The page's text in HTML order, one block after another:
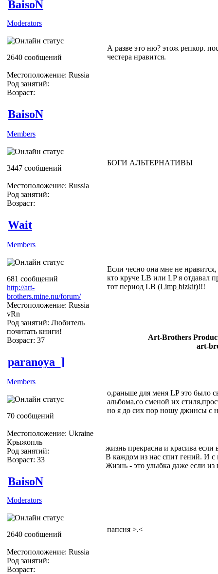
BaisoN
Moderators
2640 сообщений
Местоположение: Russia
Род занятий:
Возраст:
А разве это ню? этож репкор.
честера нравится.
BaisoN
Members
3447 сообщений
Местоположение: Russia
Род занятий:
Возраст:
БОГИ АЛЬТЕРНАТИВЫ
Wait
Members
681 сообщений
http://art-
brothers.mine.nu/forum/
Местоположение: Russia
vRn
Род занятий: Любитель
почитать книги!
Возраст: 37
Если чесно она мне не
кто круче LB или LP я отдавал
тот период LB (Limp bizkit)!!!
Art-Brothers
art-
paranoya_]
Members
70 сообщений
Местоположение: Ukraine
Крыжопль
Род занятий:
Возраст: 33
о,раньше для меня LP это было
альбома,со сменой их
но я до сих пор ношу джинсы с
жизнь прекрасна и красива
В каждом из нас спит гений. И
Жизнь - это улыбка даже если из
BaisoN
Moderators
2640 сообщений
Местоположение: Russia
Род занятий:
Возраст:
папсня >.<